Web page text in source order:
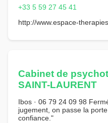
+33 5 59 27 45 41
http://www.espace-
Cabinet de
SAINT-LAURENT
Ibos · 06 79 24 09 98
jugement, on passe la
confiance."